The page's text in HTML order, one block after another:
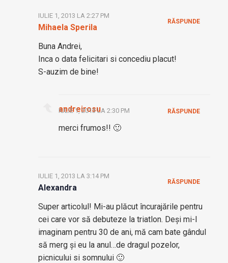
Mihaela Sperila
IULIE 1, 2013 LA 2:27 PM
Buna Andrei,
Inca o data felicitari si concediu placut!
S-auzim de bine!
RĂSPUNDE
andreirosu
IULIE 1, 2013 LA 2:30 PM
merci frumos!! 🙂
RĂSPUNDE
Alexandra
IULIE 1, 2013 LA 3:14 PM
Super articolul! Mi-au plăcut încurajările pentru
cei care vor să debuteze la triatlon. Deși mi-l
imaginam pentru 30 de ani, mă cam bate gândul
să merg și eu la anul…de dragul pozelor,
picnicului si somnului 🙂
RĂSPUNDE